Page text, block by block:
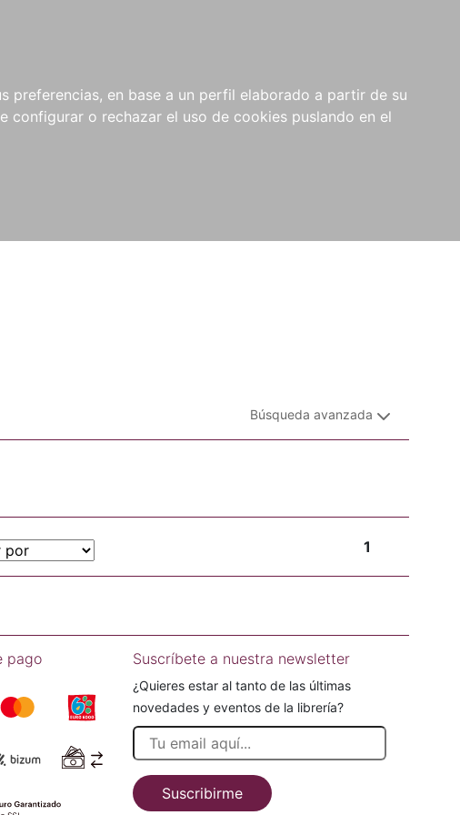
en base a un perfil elaborado a partir de su
configurar o rechazar el uso de cookies puslando en el
NOVEDADES NOTICIAS
COMPRAS
INSTITUCIONALES
Búsqueda avanzada
1
pago Suscríbete a nuestra newsletter
¿Quieres estar al tanto de las últimas
novedades y eventos de la librería?
Suscribirme